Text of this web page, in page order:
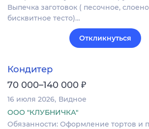
Выпечка заготовок ( песочное,
бисквитное тесто)…
Откликнуться
Кондитер
70 000–140 000 ₽
16 июля 2026 Видное
ООО "КЛУБНИЧКА"
Обязанности: Оформление тортов и